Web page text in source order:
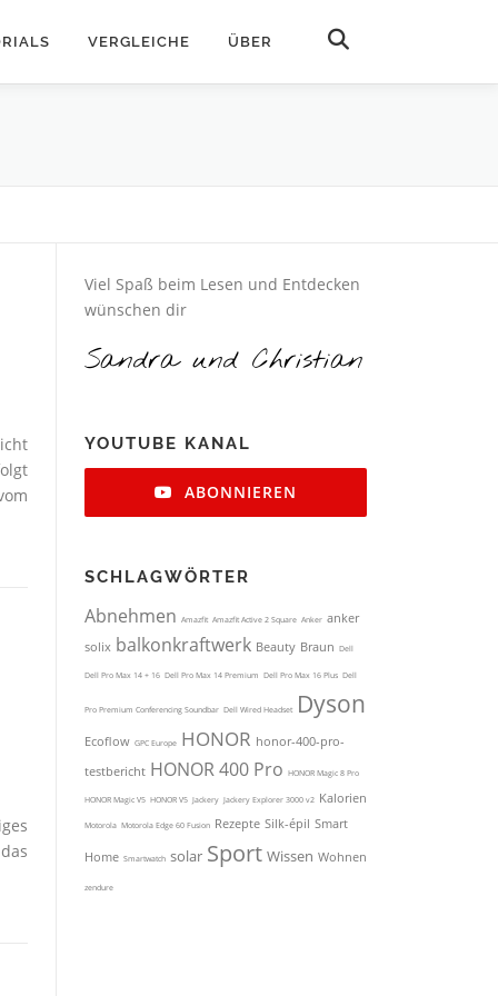
VERGLEICHE ÜBER
Viel Spaß beim Lesen und Entdecken
wünschen dir
Sandra und Christian
YOUTUBE KANAL
ABONNIEREN
SCHLAG­WÖRTER